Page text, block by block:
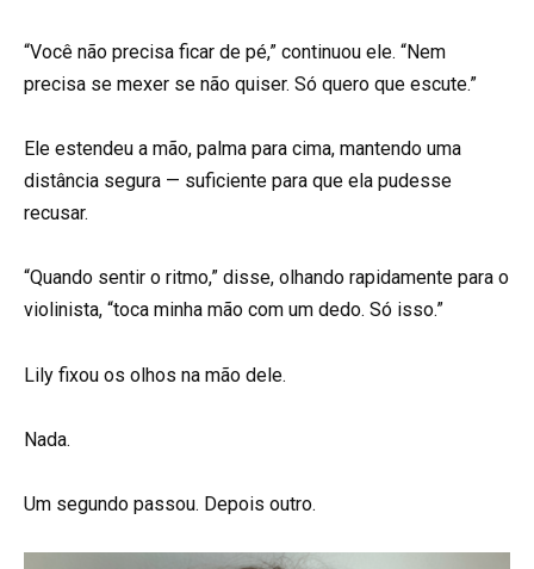
“Você não precisa ficar de pé,” continuou ele. “Nem
precisa se mexer se não quiser. Só quero que escute.”
Ele estendeu a mão, palma para cima, mantendo uma
distância segura — suficiente para que ela pudesse
recusar.
“Quando sentir o ritmo,” disse, olhando rapidamente para o
violinista, “toca minha mão com um dedo. Só isso.”
Lily fixou os olhos na mão dele.
Nada.
Um segundo passou. Depois outro.